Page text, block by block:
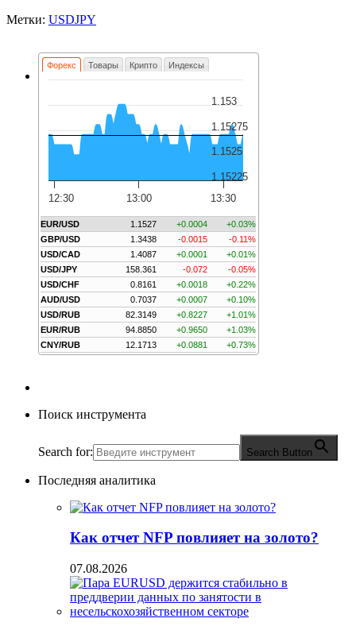
Метки: USDJPY
Форекс Товары Крипто Индексы
12:30 13:00 13:30
1.15225
1.1525
1.15275
1.153
EUR/USD 1.1527 +0.0004
+0.03%
GBP/USD
1.3438 -0.0015
-0.11%
USD/CAD
1.4087 +0.0001
+0.01%
USD/JPY
158.361 -0.072
-0.05%
USD/CHF
0.8161 +0.0018
+0.22%
AUD/USD
0.7037 +0.0007
+0.10%
USD/RUB
82.3149 +0.8227
+1.01%
EUR/RUB
94.8850 +0.9650
+1.03%
CNY/RUB
12.1713 +0.0881 +0.73%
Поиск инструмента
Search for: Search Button
Последняя аналитика
Как отчет NFP повлияет на золото?
07.08.2026